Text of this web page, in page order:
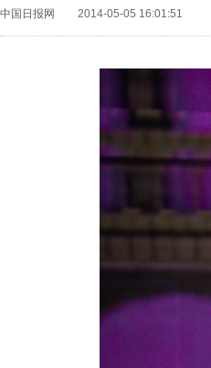
中国日报网 2014-05-05 16:01:51